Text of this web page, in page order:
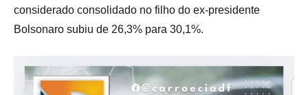
considerado consolidado no filho do ex-presidente
Bolsonaro subiu de 26,3% para 30,1%.